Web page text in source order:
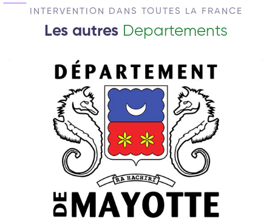
INTERVENTION DANS TOUTES LA FRANCE
Les autres Departements